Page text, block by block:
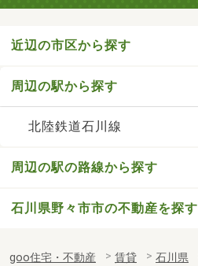
近辺の市区から探す
周辺の駅から探す
北陸鉄道石川線
周辺の駅の路線から探す
石川県野々市市の不動産を探す
goo住宅・不動産 賃貸 石川県